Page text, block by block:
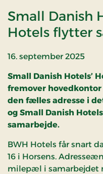
Small Danish
Hotels flytter
16. september 2025
Small Danish Hotels’
fremover hovedkontor
den fælles adresse i
og Small Danish
samarbejde.
BWH Hotels får snart
16 i Horsens.
milepæl i samarbejdet